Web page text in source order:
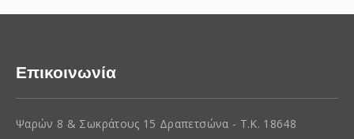
Επικοινωνία
Ψαρών 8 & Σωκράτους 15 Δραπετσώνα - Τ.Κ. 18648